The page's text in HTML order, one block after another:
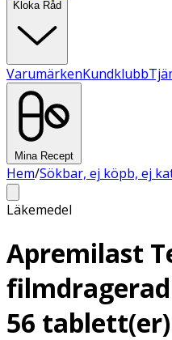
Kloka Råd
VarumärkenKundklubb
Mina Recept
Hem/Sökbar, ej köpb, ej
Läkemedel
Apremilast
56 tablett(er)